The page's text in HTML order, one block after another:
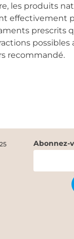
les produits
effectivement
prescrits
recommandé.
Abonnez-